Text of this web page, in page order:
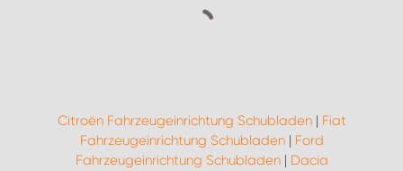
Citroën Fahrzeugeinrichtung Schubladen| Fiat
Fahrzeugeinrichtung Schubladen| Ford
Fahrzeugeinrichtung Schubladen| Dacia